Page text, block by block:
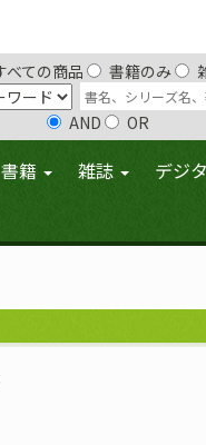
べての商品 書籍のみ
AND OR
書籍 雑誌 デジ